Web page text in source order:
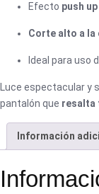
Efecto push up
Corte alto a la
Ideal para uso
Luce espectacular
pantalón que resalta
Información